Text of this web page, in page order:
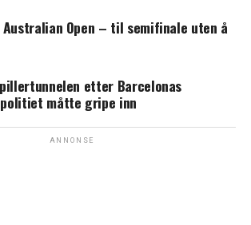
Open – til semifinale uten å
etter Barcelonas
måtte gripe inn
ANNONSE